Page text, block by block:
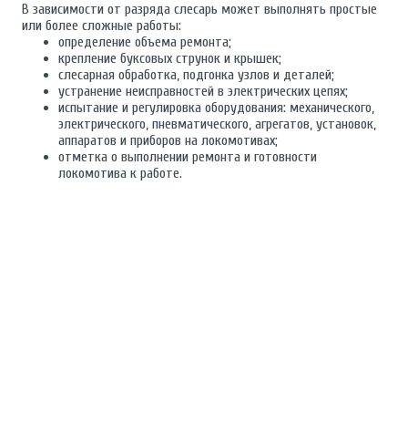
В зависимости от разряда слесарь может выполнять простые
или более сложные работы:
определение объема ремонта;
крепление буксовых струнок и крышек;
слесарная обработка, подгонка узлов и деталей;
устранение неисправностей в электрических цепях;
испытание и регулировка оборудования: механического,
электрического, пневматического, агрегатов, установок,
аппаратов и приборов на локомотивах;
отметка о выполнении ремонта и готовности
локомотива к работе.